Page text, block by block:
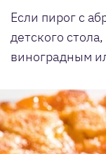
Если пирог с
детского
виноградным